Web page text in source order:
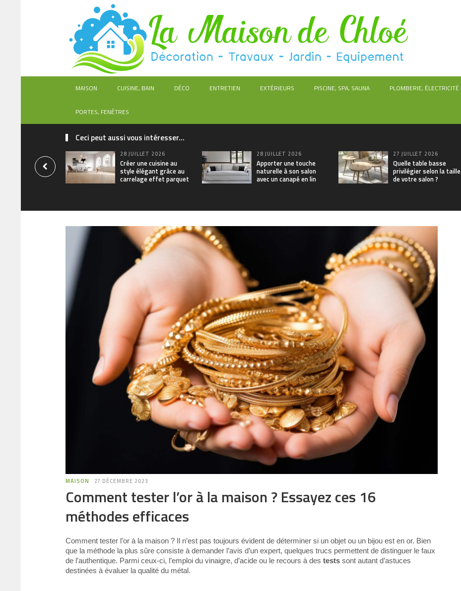
MAISON CUISINE, BAIN DÉCO ENTRETIEN EXTÉRIEURS PISCINE, SPA, SAUNA PLOMBERIE, ÉLECTRICITÉ
PORTES, FENÊTRES
Ceci peut aussi vous intéresser...
28 JUILLET 2026
Créer une cuisine au
style élégant grâce au
carrelage effet parquet
28 JUILLET 2026
Apporter une touche
naturelle à son salon
avec un canapé en lin
27 JUILLET 2026
Quelle table basse
privilégier selon la taille
de votre salon ?
MAISON 27 DÉCEMBRE 2023
Comment tester l’or à la maison ? Essayez ces 16
méthodes efficaces
Comment tester l’or à la maison ? Il n’est pas toujours évident de déterminer si un objet ou un bijou est en or. Bien
que la méthode la plus sûre consiste à demander l’avis d’un expert, quelques trucs permettent de distinguer le faux
de l’authentique. Parmi ceux-ci, l’emploi du vinaigre, d’acide ou le recours à des tests sont autant d’astuces
destinées à évaluer la qualité du métal.